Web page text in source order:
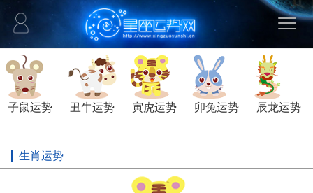
子鼠运势 丑牛运势 寅虎运势 卯兔运势 辰龙运势
生肖运势